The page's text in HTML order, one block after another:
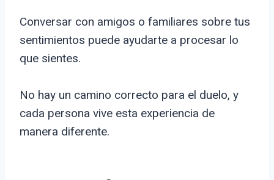
Conversar con amigos o familiares sobre tus
sentimientos puede ayudarte a procesar lo
que sientes.
No hay un camino correcto para el duelo, y
cada persona vive esta experiencia de
manera diferente.